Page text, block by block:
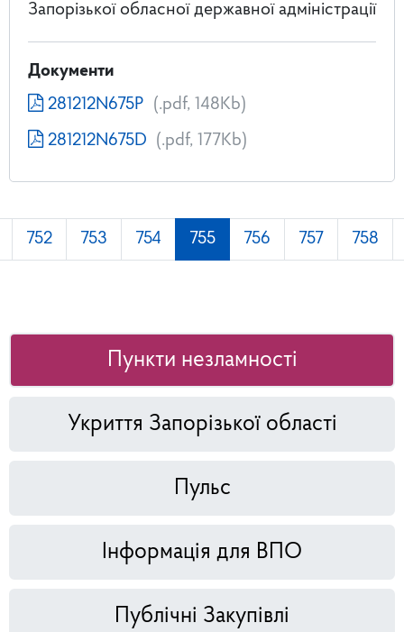
Запорізької обласної державної адміністрації
Документи
281212N675P (.pdf, 148Kb)
281212N675D (.pdf, 177Kb)
752 753 754 755 756 757 758
Пункти незламності
Укриття Запорізької області
Пульс
Інформація для ВПО
Публічні Закупівлі